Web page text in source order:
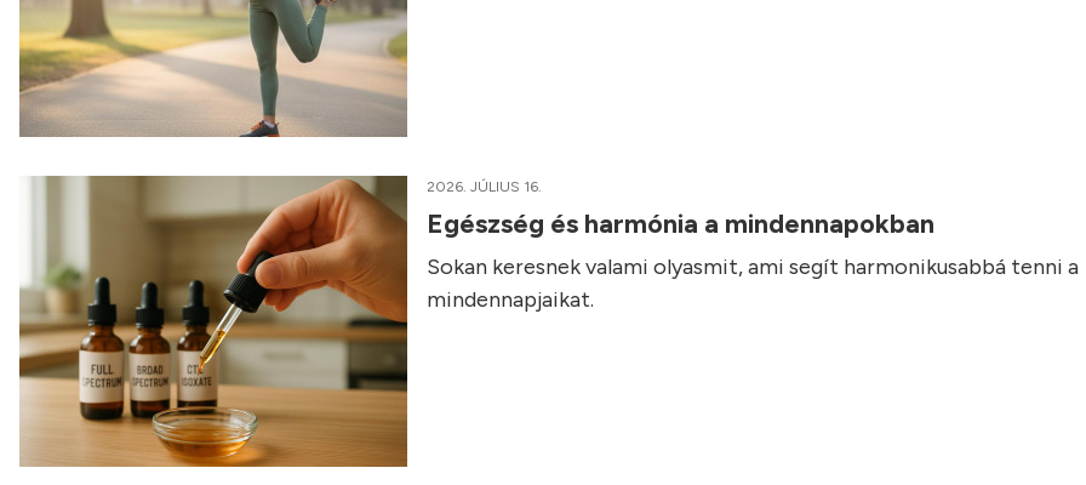
2026. JÚLIUS 16.
Egészség és harmónia a mindennapokban
Sokan keresnek valami olyasmit, ami segít harmonikusabbá tenni a
mindennapjaikat.